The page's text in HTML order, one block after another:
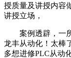
授质量及讲授内容
讲授立场，
案例透辟，一所
龙丰从动化！太棒
多想进修PLC从动